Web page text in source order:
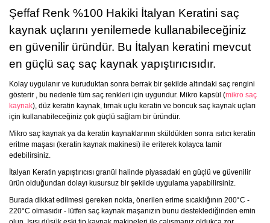
Şeffaf Renk %100 Hakiki İtalyan Keratini saç
kaynak uçlarını yenilemede kullanabileceğiniz
en güvenilir üründür. Bu İtalyan keratini mevcut
en güçlü saç saç kaynak yapıştırıcısıdır.
Kolay uygulanır ve kuruduktan sonra berrak bir şekilde altındaki saç rengini
gösterir , bu nedenle tüm saç renkleri için uygundur. Mikro kapsül (mikro saç
kaynak), düz keratin kaynak, tırnak uçlu keratin ve boncuk saç kaynak uçları
için kullanabileceğiniz çok güçlü sağlam bir üründür.
Mikro saç kaynak ya da keratin kaynaklarının sküldükten sonra ısıtıcı keratin
eritme maşası (keratin kaynak makinesi) ile eriterek kolayca tamir
edebilirsiniz.
İtalyan Keratin yapıştırıcısı granül halinde piyasadaki en güçlü ve güvenilir
ürün olduğundan dolayı kusursuz bir şekilde uygulama yapabilirsiniz.
Burada dikkat edilmesi gereken nokta, önerilen erime sıcaklığının 200°C -
220°C olmasıdır - lütfen saç kaynak maşanızın bunu desteklediğinden emin